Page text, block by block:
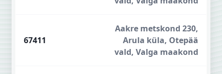
67411
Aakre metskond 230,
Arula küla, Otepää
vald, Valga maakond